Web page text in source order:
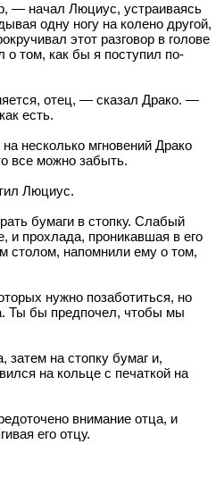
— начал Люциус, устраиваясь
одну ногу на колено другой,
этот разговор в голове
о том, как бы я поступил по-
отец, — сказал Драко. —
есть.
несколько мгновений Драко
все можно забыть.
Люциус.
бумаги в стопку. Слабый
и прохлада, проникавшая в его
столом, напомнили ему о том,
нужно позаботиться, но
Ты бы предпочел, чтобы мы
на стопку бумаг и,
на кольце с печаткой на
внимание отца, и
его отцу.